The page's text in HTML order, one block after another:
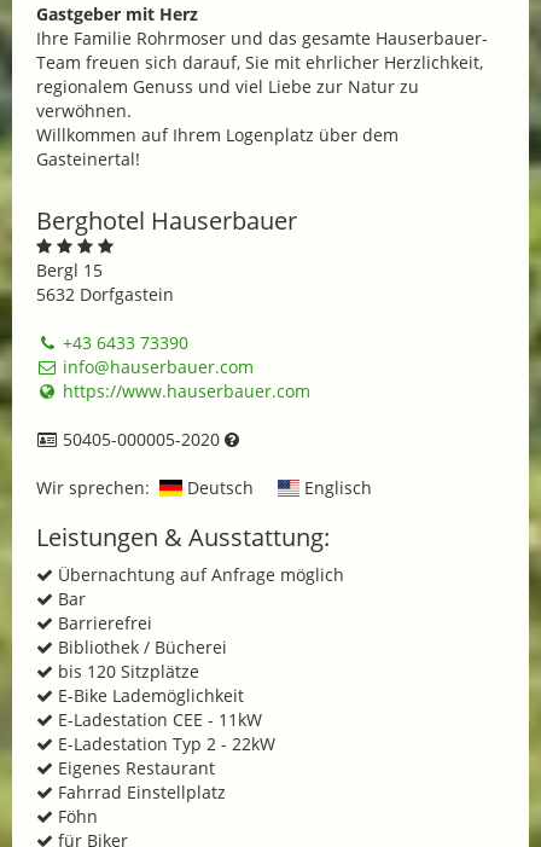
Gastgeber mit Herz
Ihre Familie Rohrmoser und das gesamte Hauserbauer-
Team freuen sich darauf, Sie mit ehrlicher Herzlichkeit,
regionalem Genuss und viel Liebe zur Natur zu
verwöhnen.
Willkommen auf Ihrem Logenplatz über dem
Gasteinertal!
Berghotel Hauserbauer
Bergl 15
5632 Dorfgastein
+43 6433 73390
info@hauserbauer.com
https://www.hauserbauer.com
50405-000005-2020
Wir sprechen: Deutsch Englisch
Leistungen & Ausstattung:
Übernachtung auf Anfrage möglich
Bar
Barrierefrei
Bibliothek / Bücherei
bis 120 Sitzplätze
E-Bike Lademöglichkeit
E-Ladestation CEE - 11kW
E-Ladestation Typ 2 - 22kW
Eigenes Restaurant
Fahrrad Einstellplatz
Föhn
für Biker